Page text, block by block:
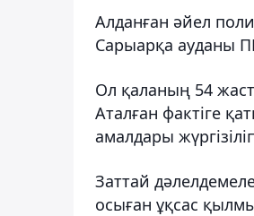
Алданған әйел
Сарыарқа ауданы
Ол қаланың 54
Аталған фактіге
амалдары
Заттай
осыған ұқсас